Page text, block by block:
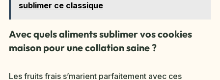
sublimer ce classique
Avec quels aliments sublimer vos cookies
maison pour une collation saine ?
Les fruits frais s’marient parfaitement avec ces